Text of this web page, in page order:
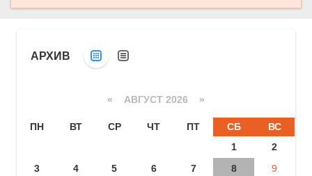
АРХИВ
« АВГУСТ 2026 »
ПН ВТ СР ЧТ ПТ СБ
ВС
1
2
3
4 5 6 7 8
9